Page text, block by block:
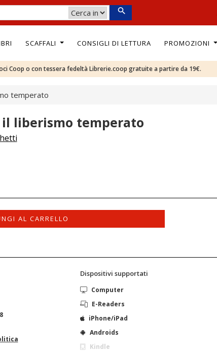
SCAFFALI CONSIGLI DI LETTURA PROMOZIONI
Coop o con tessera fedeltà Librerie.coop gratuite a partire da 19€.
temperato
liberismo temperato
AL CARRELLO
Dispositivi supportati
Computer
E-Readers
iPhone/iPad
Androids
Kindle